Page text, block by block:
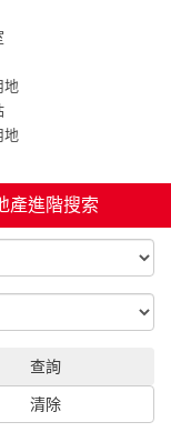
地
地
產進階搜索
查詢
清除
位於領航南路二
區，至高鐵桃園
外，鄰近青埔國
無論餐飲還是日